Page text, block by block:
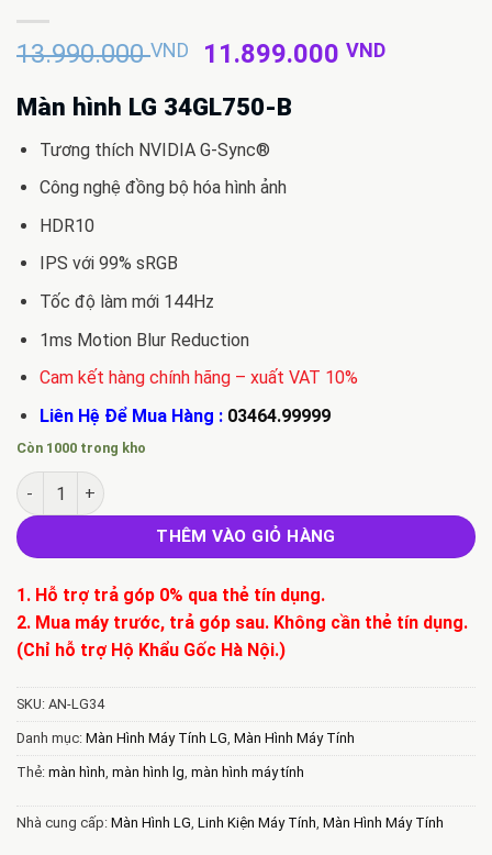
13.990.000VND
Giá
là:
11.899.000VNDGiá
Màn hình LG 34GL750-B
Tương thích NVIDIA G-Sync®
Công nghệ đồng bộ hóa hình ảnh
HDR10
IPS với 99% sRGB
Tốc độ làm mới 144Hz
1ms Motion Blur Reduction
Cam kết hàng chính hãng – xuất VAT 10%
Liên Hệ Để Mua Hàng : 03464.99999
Còn 1000 trong kho
Bán màn hình LG 34GL750-B số lượng
THÊM VÀO GIỎ HÀNG
1. Hỗ trợ trả góp 0% qua thẻ tín dụng.
2. Mua máy trước, trả góp sau. Không cần thẻ tín dụng.
(Chỉ hỗ trợ Hộ Khẩu Gốc Hà Nội.)
SKU: AN-LG34
Danh mục: Màn Hình Máy Tính LG Màn Hình Máy Tính
Thẻ: màn hình màn hình lg màn hình máy tính
Nhà cung cấp: Màn Hình LG Linh Kiện Máy Tính Màn Hình Máy Tính